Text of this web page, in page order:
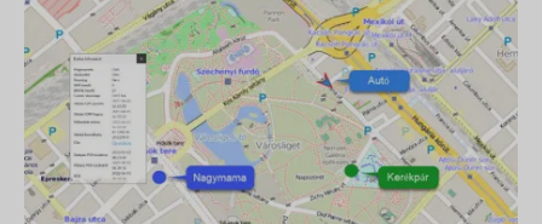
Má cheannaíonn tú síntiús bogearraí in éineacht
leis an ngléas, ach gan cárta SIM, cuirfimid an
gléas ar fáil atá cláraithe cheana féin inár
mbogearraí, réidh le húsáid. Mar sin féin, is ortsa
atá an cúram fós cárta SIM a fháil, a shocrú
agus a oibriú.
Má cheannaíonn tú an cárta SIM uainne chomh